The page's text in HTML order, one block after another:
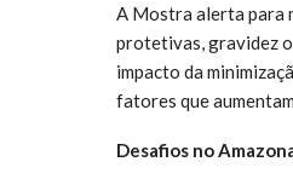
A Mostra alerta para
protetivas, gravidez
impacto da
fatores que
Desafios no